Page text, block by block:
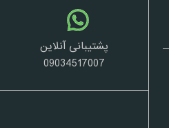
پشتیبانی آنلاین
09034517007